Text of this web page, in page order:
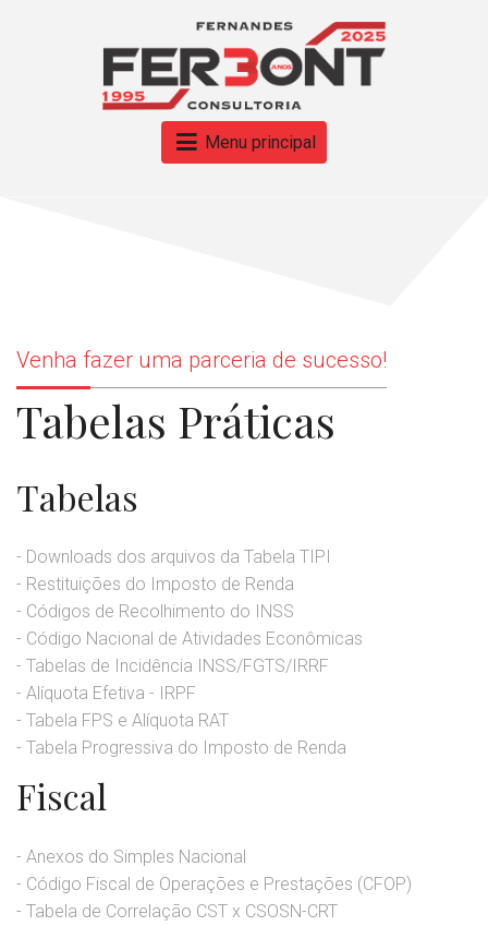
Menu principal
Venha fazer uma parceria de sucesso!
Tabelas Práticas
Tabelas
- Downloads dos arquivos da Tabela TIPI
- Restituições do Imposto de Renda
- Códigos de Recolhimento do INSS
- Código Nacional de Atividades Econômicas
- Tabelas de Incidência INSS/FGTS/IRRF
- Alíquota Efetiva - IRPF
- Tabela FPS e Alíquota RAT
- Tabela Progressiva do Imposto de Renda
Fiscal
- Anexos do Simples Nacional
- Código Fiscal de Operações e Prestações (CFOP)
- Tabela de Correlação CST x CSOSN-CRT